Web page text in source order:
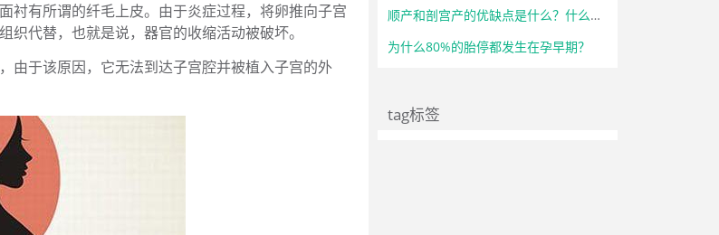
衬有所谓的纤毛上皮。由于炎症过程，将卵推向子宫
代替，也就是说，器官的收缩活动被破坏。
由于该原因，它无法到达子宫腔并被植入子宫的外
顺产和剖宫产的优缺点是什么？什么情况下必须选择剖宫产？
为什么80%的胎停都发生在孕早期？
tag标签